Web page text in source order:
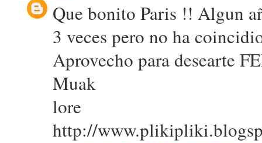
Que bonito Paris !! Algun
3 veces pero no ha
Aprovecho para desearte
Muak
lore
http://